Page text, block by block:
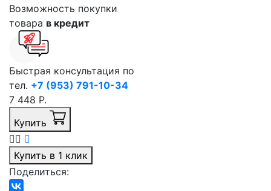
Возможность покупки
товара в кредит
Быстрая консультация по
тел. +7 (953) 791-10-34
7 448 Р.
Купить
Купить в 1 клик
Поделиться: